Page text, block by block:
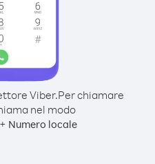
Viber.Per chiamare
nel modo
+ Numero locale